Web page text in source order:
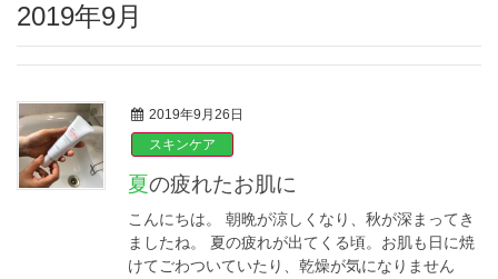
2019年9月
2019年9月26日
スキンケア
夏の疲れたお肌に
こんにちは。 朝晩が涼しくなり、秋が深まってき
ましたね。 夏の疲れが出てくる頃。お肌も日に焼
けてごわついていたり、乾燥が気になりません